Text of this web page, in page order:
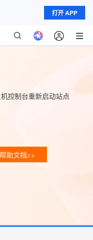
打开 APP
控制台重新启动站点
助文档>>